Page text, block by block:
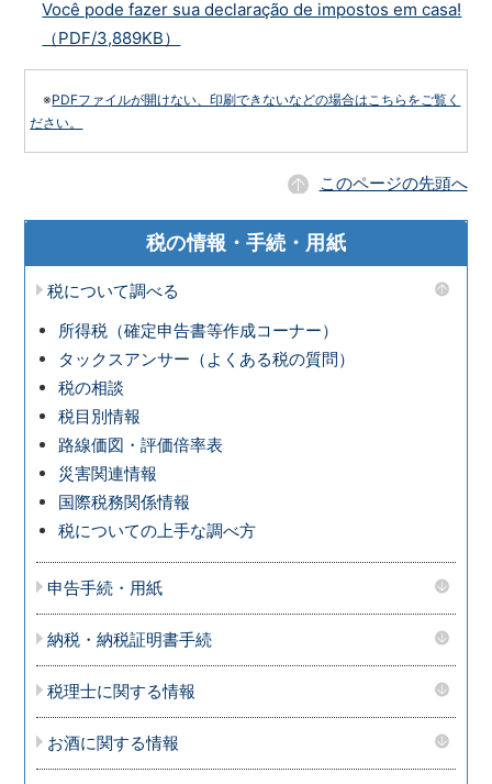
Você pode fazer sua declaração de impostos em casa!
（PDF/3,889KB）
※PDFファイルが開けない、印刷できないなどの場合はこちらをご覧く
ださい。
このページの先頭へ
税の情報・手続・用紙
税について調べる
所得税（確定申告書等作成コーナー）
タックスアンサー（よくある税の質問）
税の相談
税目別情報
路線価図・評価倍率表
災害関連情報
国際税務関係情報
税についての上手な調べ方
申告手続・用紙
納税・納税証明書手続
税理士に関する情報
お酒に関する情報